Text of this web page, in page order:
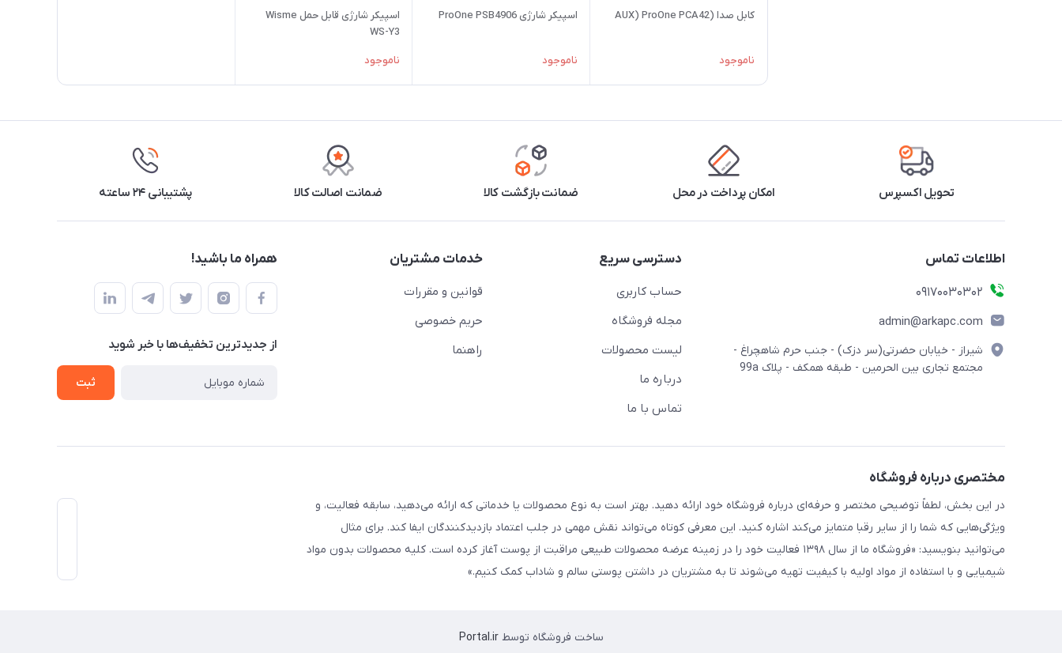
کابل صدا (AUX) ProOne PCA42
ناموجود
اسپیکر شارژی ProOne PSB4906
ناموجود
اسپیکر شارژی قابل حمل Wisme
WS-Y3
ناموجود
تحویل اکسپرس امکان پرداخت در محل ضمانت بازگشت کالا ضمانت اصالت کالا پشتیبانی ۲۴ ساعته
اطلاعات تماس
09170030302
admin@arkapc.com
شیراز - خیابان حضرتی(سر دزک) - جنب حرم شاهچراغ -
مجتمع تجاری بین الحرمین - طبقه همکف - پلاک 99a
دسترسی سریع
حساب کاربری
مجله فروشگاه
لیست محصولات
درباره ما
تماس با ما
خدمات مشتریان
قوانین و مقررات
حریم خصوصی
راهنما
همراه ما باشید!
از جدید‌ترین تخفیف‌ها با‌ خبر شوید
ثبت
مختصری درباره فروشگاه
در این بخش، لطفاً توضیحی مختصر و حرفه‌ای درباره فروشگاه خود ارائه دهید. بهتر است به نوع محصولات یا خدماتی که ارائه می‌دهید، سابقه فعالیت، و
ویژگی‌هایی که شما را از سایر رقبا متمایز می‌کند اشاره کنید. این معرفی کوتاه می‌تواند نقش مهمی در جلب اعتماد بازدیدکنندگان ایفا کند. برای مثال
می‌توانید بنویسید: «فروشگاه ما از سال ۱۳۹۸ فعالیت خود را در زمینه عرضه محصولات طبیعی مراقبت از پوست آغاز کرده است. کلیه محصولات بدون مواد
شیمیایی و با استفاده از مواد اولیه با کیفیت تهیه می‌شوند تا به مشتریان در داشتن پوستی سالم و شاداب کمک کنیم.»
ساخت فروشگاه توسطPortal.ir